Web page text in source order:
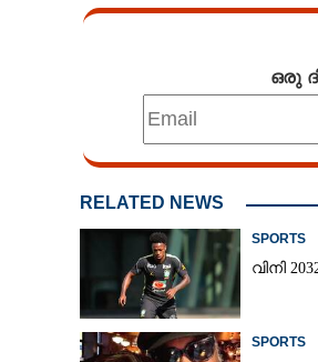
ഒരു
RELATED NEWS
SPORTS
വിനി
SPORTS